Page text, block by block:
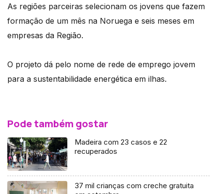
As regiões parceiras selecionam os jovens que fazem
formação de um mês na Noruega e seis meses em
empresas da Região.
O projeto dá pelo nome de rede de emprego jovem
para a sustentabilidade energética em ilhas.
Pode também gostar
Madeira com 23 casos e 22
recuperados
37 mil crianças com creche gratuita